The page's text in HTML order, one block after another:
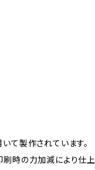
て製作されています。
刷時の力加減により仕上